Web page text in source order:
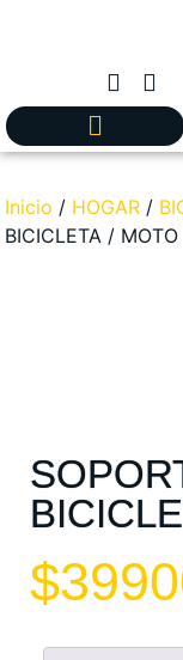
Inicio / HOGAR /
BICICLETA / MOTO
$